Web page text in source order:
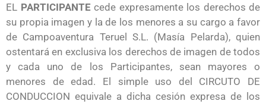
EL PARTICIPANTEcede expresamente los derechos de
su propia imagen y la de los menores a su cargo a favor
de Campoaventura Teruel S.L. (Masía Pelarda), quien
ostentará en exclusiva los derechos de imagen de todos
y cada uno de los Participantes, sean mayores o
menores de edad. El simple uso del CIRCUTO DE
CONDUCCION equivale a dicha cesión expresa de los